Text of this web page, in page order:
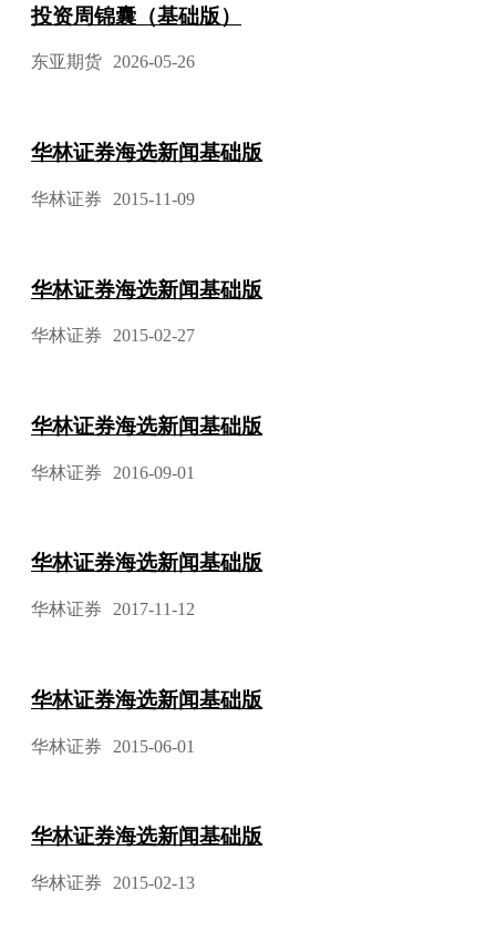
投资周锦囊（基础版）
东亚期货 2026-05-26
华林证券海选新闻基础版
华林证券 2015-11-09
华林证券海选新闻基础版
华林证券 2015-02-27
华林证券海选新闻基础版
华林证券 2016-09-01
华林证券海选新闻基础版
华林证券 2017-11-12
华林证券海选新闻基础版
华林证券 2015-06-01
华林证券海选新闻基础版
华林证券 2015-02-13